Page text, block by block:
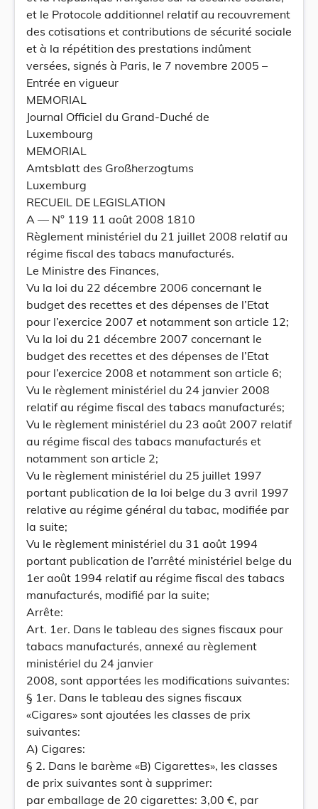
et le Protocole additionnel relatif au recouvrement
des cotisations et contributions de sécurité sociale
et à la répétition des prestations indûment
versées, signés à Paris, le 7 novembre 2005 –
Entrée en vigueur
MEMORIAL
Journal Officiel du Grand-Duché de
Luxembourg
MEMORIAL
Amtsblatt des Großherzogtums
Luxemburg
RECUEIL DE LEGISLATION
A –– N° 119 11 août 2008 1810
Règlement ministériel du 21 juillet 2008 relatif au
régime fiscal des tabacs manufacturés.
Le Ministre des Finances,
Vu la loi du 22 décembre 2006 concernant le
budget des recettes et des dépenses de l’Etat
pour l’exercice 2007 et notamment son article 12;
Vu la loi du 21 décembre 2007 concernant le
budget des recettes et des dépenses de l’Etat
pour l’exercice 2008 et notamment son article 6;
Vu le règlement ministériel du 24 janvier 2008
relatif au régime fiscal des tabacs manufacturés;
Vu le règlement ministériel du 23 août 2007 relatif
au régime fiscal des tabacs manufacturés et
notamment son article 2;
Vu le règlement ministériel du 25 juillet 1997
portant publication de la loi belge du 3 avril 1997
relative au régime général du tabac, modifiée par
la suite;
Vu le règlement ministériel du 31 août 1994
portant publication de l’arrêté ministériel belge du
1er août 1994 relatif au régime fiscal des tabacs
manufacturés, modifié par la suite;
Arrête:
Art. 1er. Dans le tableau des signes fiscaux pour
tabacs manufacturés, annexé au règlement
ministériel du 24 janvier
2008, sont apportées les modifications suivantes:
§ 1er. Dans le tableau des signes fiscaux
«Cigares» sont ajoutées les classes de prix
suivantes:
A) Cigares:
§ 2. Dans le barème «B) Cigarettes», les classes
de prix suivantes sont à supprimer:
par emballage de 20 cigarettes: 3,00 €, par